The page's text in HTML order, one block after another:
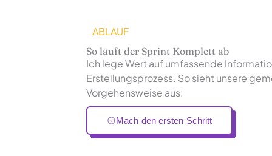
ABLAUF
So läuft der Sprint Komplett ab
Ich lege Wert auf umfassende
Erstellungsprozess. So sieht unsere
Vorgehensweise aus:
Mach den ersten Schritt